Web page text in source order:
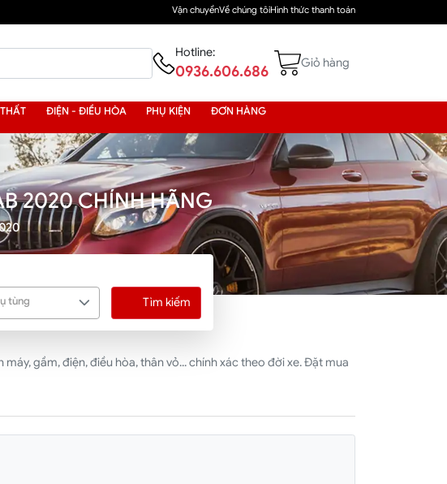
Vận chuyểnVề chúng tôiHình thức thanh toán
Hotline:
0936.606.686 Giỏ hàng
ĐIỆN - ĐIỀU HÒA PHỤ KIỆN ĐƠN HÀNG
2020 CHÍNH HÃNG
tùng Tìm kiếm
gầm, điện, điều hòa, thân vỏ... chính xác theo đời xe. Đặt mua